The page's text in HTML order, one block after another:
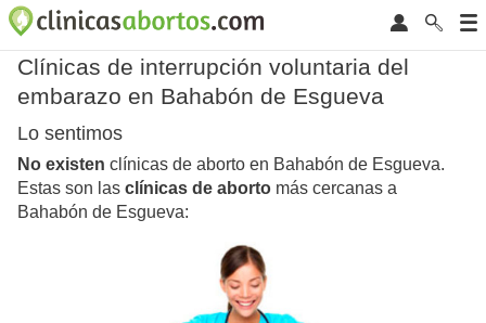
Clínicas de interrupción voluntaria del
embarazo en Bahabón de Esgueva
Lo sentimos
No existen clínicas de aborto en Bahabón de Esgueva.
Estas son las clínicas de aborto más cercanas a
Bahabón de Esgueva: